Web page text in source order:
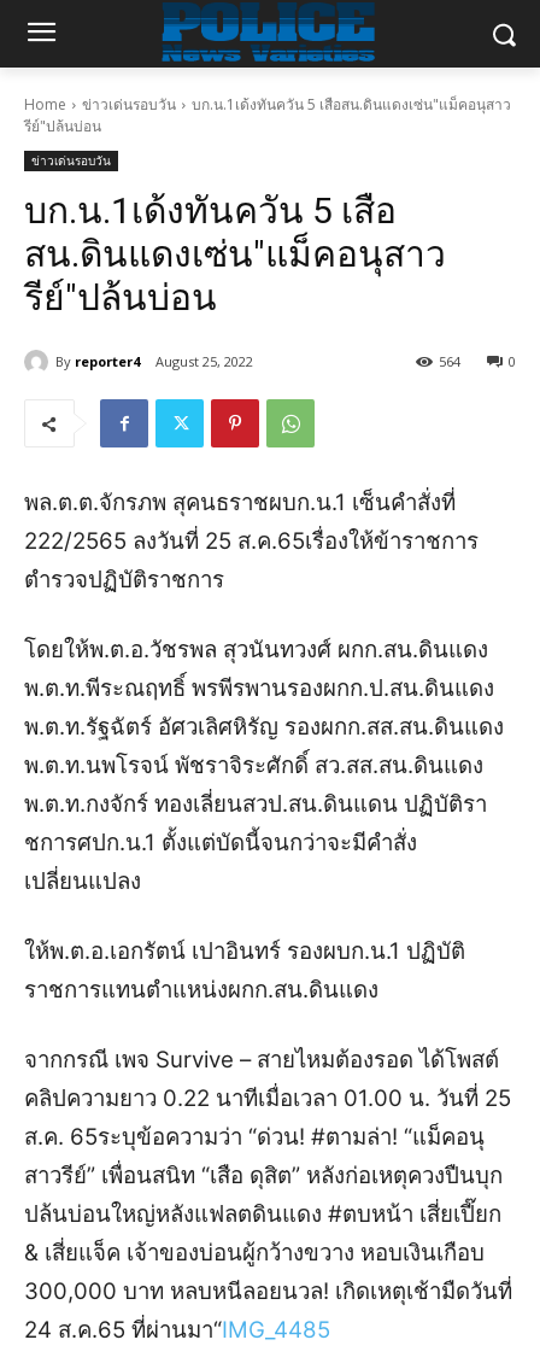
Home ข่าวเด่นรอบวัน
บก.น.1เด้งทันควัน 5 เสือสน.ดินแดงเซ่น"แม็คอนุสาว
รีย์"ปล้นบ่อน
ข่าวเด่นรอบวัน
บก.น.1เด้งทันควัน 5 เสือ
สน.ดินแดงเซ่น"แม็คอนุสาว
รีย์"ปล้นบ่อน
By reporter4 August 25, 2022 0
564
พล.ต.ต.จักรภพ สุคนธราชผบก.น.1 เซ็นคำสั่งที่
222/2565 ลงวันที่ 25 ส.ค.65เรื่องให้ข้าราชการ
ตำรวจปฏิบัติราชการ
โดยให้พ.ต.อ.วัชรพล สุวนันทวงศ์ ผกก.สน.ดินแดง
พ.ต.ท.พีระณฤทธิ์ พรพีรพานรองผกก.ป.สน.ดินแดง
พ.ต.ท.รัฐฉัตร์ อัศวเลิศหิรัญ รองผกก.สส.สน.ดินแดง
พ.ต.ท.นพโรจน์ พัชราจิระศักดิ์ สว.สส.สน.ดินแดง
พ.ต.ท.กงจักร์ ทองเลี่ยนสวป.สน.ดินแดน ปฏิบัติรา
ชการศปก.น.1 ตั้งแต่บัดนี้จนกว่าจะมีคำสั่ง
เปลี่ยนแปลง
ให้พ.ต.อ.เอกรัตน์ เปาอินทร์ รองผบก.น.1 ปฏิบัติ
ราชการแทนตำแหน่งผกก.สน.ดินแดง
จากกรณี เพจ Survive – สายไหมต้องรอด ได้โพสต์
คลิปความยาว 0.22 นาทีเมื่อเวลา 01.00 น. วันที่ 25
ส.ค. 65ระบุข้อความว่า “ด่วน! #ตามล่า! “แม็คอนุ
สาวรีย์” เพื่อนสนิท “เสือ ดุสิต” หลังก่อเหตุควงปืนบุก
ปล้นบ่อนใหญ่หลังแฟลตดินแดง #ตบหน้า เสี่ยเปี๊ยก
& เสี่ยแจ็ค เจ้าของบ่อนผู้กว้างขวาง หอบเงินเกือบ
300,000 บาท หลบหนีลอยนวล! เกิดเหตุเช้ามืดวันที่
24 ส.ค.65 ที่ผ่านมา“IMG_4485